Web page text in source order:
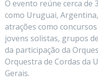
O evento reúne cerca de
como Uruguai,
atrações como
jovens solistas, grupos
da participação da
Orquestra de Cordas da
Gerais.